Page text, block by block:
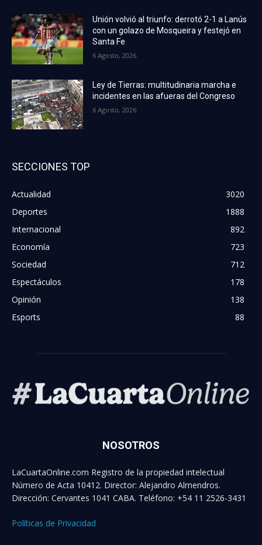
Unión volvió al triunfo: derrotó 2-1 a Lanús
con un golazo de Mosqueira y festejó en
Santa Fe
6 Agosto, 2026
Ley de Tierras: multitudinaria marcha e
incidentes en las afueras del Congreso
6 Agosto, 2026
SECCIONES TOP
Actualidad
3020
Deportes
1888
Internacional
892
Economía
723
Sociedad
712
Espectáculos
178
Opinión
138
Esports
88
NOSOTROS
LaCuartaOnline.com Registro de la propiedad intelectual
Número de Acta 10412. Director: Alejandro Almendros.
Dirección: Cervantes 1041 CABA. Teléfono: +54 11 2526-3431
Políticas de Privacidad